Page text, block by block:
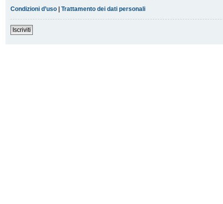
Condizioni d’uso | Trattamento dei dati personali
Iscriviti